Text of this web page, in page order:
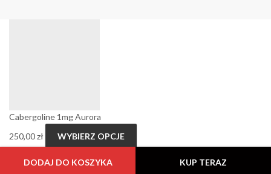
DODAJ DO KOSZYKA KUP TERAZ
Cabergoline 1mg Aurora
250,00zł WYBIERZ OPCJE